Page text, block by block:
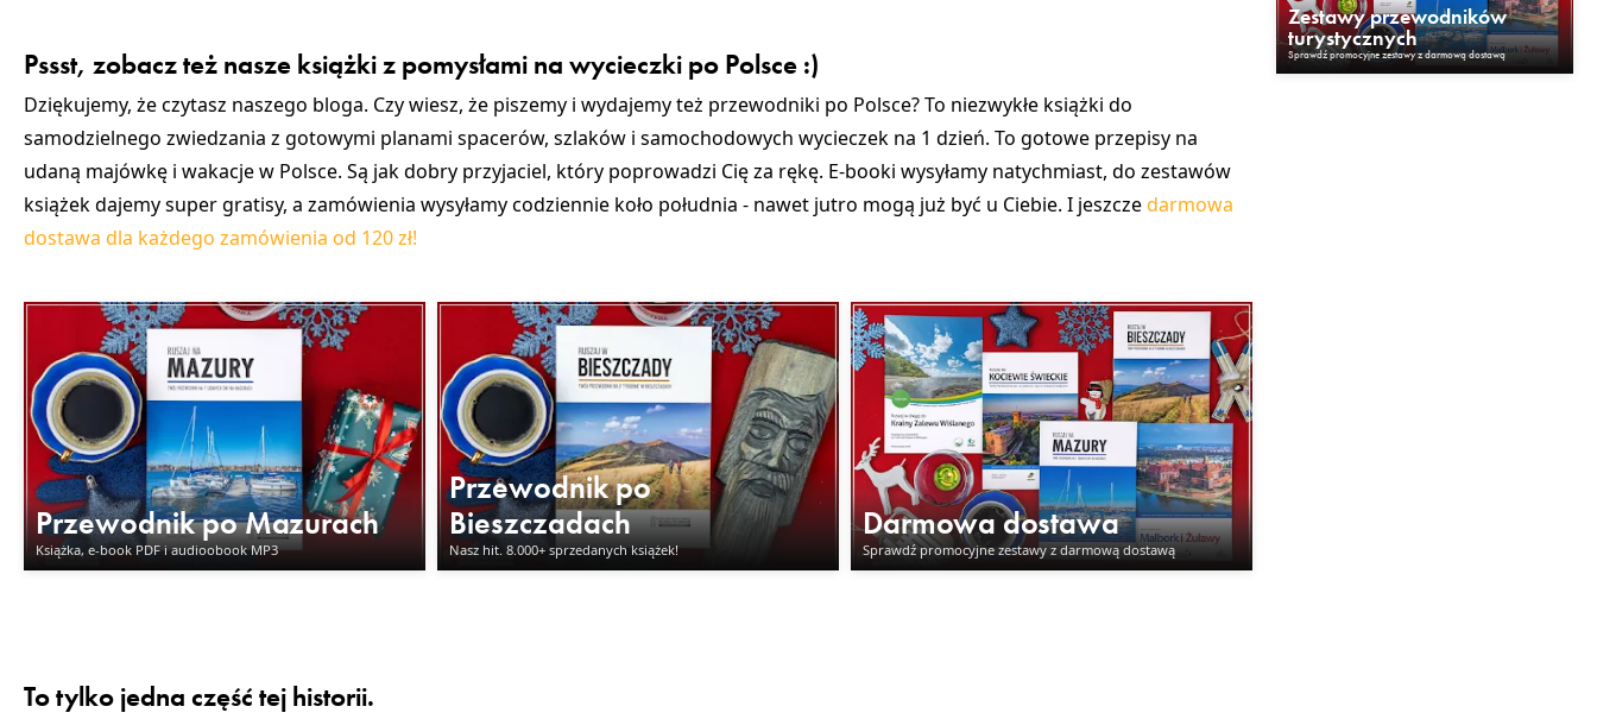
Pssst, zobacz też nasze książki z pomysłami na wycieczki po Polsce :)
Dziękujemy, że czytasz naszego bloga. Czy wiesz, że piszemy i wydajemy też przewodniki po Polsce? To niezwykłe książki do
samodzielnego zwiedzania z gotowymi planami spacerów, szlaków i samochodowych wycieczek na 1 dzień. To gotowe przepisy na
udaną majówkę i wakacje w Polsce. Są jak dobry przyjaciel, który poprowadzi Cię za rękę. E-booki wysyłamy natychmiast, do zestawów
książek dajemy super gratisy, a zamówienia wysyłamy codziennie koło południa - nawet jutro mogą już być u Ciebie. I jeszczedarmowa
dostawa dla każdego zamówienia od 120 zł!
Przewodnik po Mazurach
Książka, e-book PDF i audioobook MP3
Przewodnik po
Bieszczadach
Nasz hit. 8.000+ sprzedanych książek!
Darmowa dostawa
Sprawdź promocyjne zestawy z darmową dostawą
To tylko jedna część tej historii.
Zestawy przewodników
turystycznych
Sprawdź promocyjne zestawy z darmową dostawą